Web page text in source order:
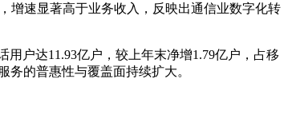
增速显著高于业务收入，反映出通信业数字化转
户达11.93亿户，较上年末净增1.79亿户，占移
的普惠性与覆盖面持续扩大。